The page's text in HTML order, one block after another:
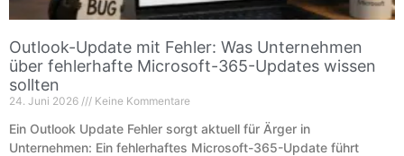
Outlook-Update mit Fehler: Was Unternehmen
über fehlerhafte Microsoft-365-Updates wissen
sollten
24. Juni 2026 Keine Kommentare
Ein Outlook Update Fehler sorgt aktuell für Ärger in
Unternehmen: Ein fehlerhaftes Microsoft-365-Update führt